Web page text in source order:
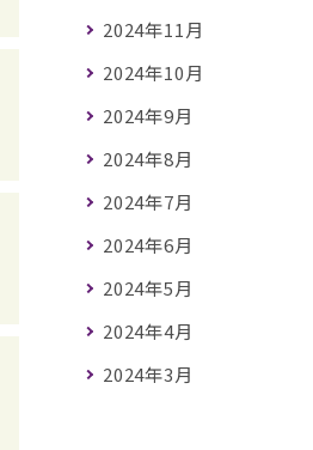
2024年11月
2024年10月
2024年9月
2024年8月
2024年7月
2024年6月
2024年5月
2024年4月
2024年3月